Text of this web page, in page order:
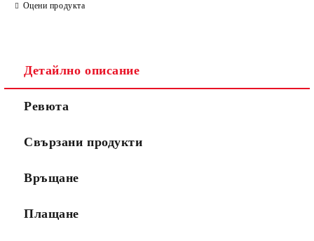
Оцени продукта
Детайлно описание
Ревюта
Свързани продукти
Връщане
Плащане